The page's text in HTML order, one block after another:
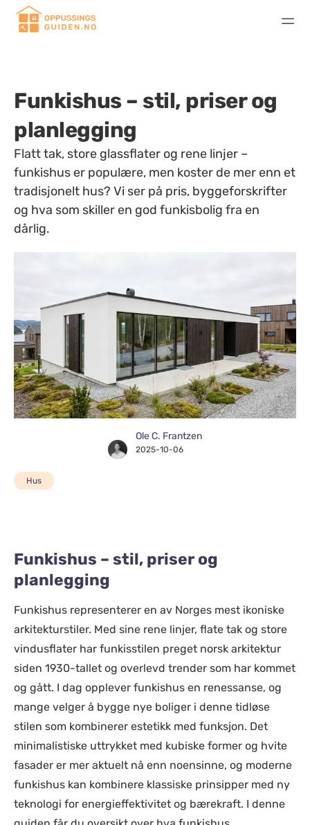
Funkishus – stil, priser og
planlegging
Flatt tak, store glassflater og rene linjer –
funkishus er populære, men koster de mer enn et
tradisjonelt hus? Vi ser på pris, byggeforskrifter
og hva som skiller en god funkisbolig fra en
dårlig.
Ole C. Frantzen
2025-10-06
Hus
Funkishus – stil, priser og
planlegging
Funkishus representerer en av Norges mest ikoniske
arkitekturstiler. Med sine rene linjer, flate tak og store
vindusflater har funkisstilen preget norsk arkitektur
siden 1930-tallet og overlevd trender som har kommet
og gått. I dag opplever funkishus en renessanse, og
mange velger å bygge nye boliger i denne tidløse
stilen som kombinerer estetikk med funksjon. Det
minimalistiske uttrykket med kubiske former og hvite
fasader er mer aktuelt nå enn noensinne, og moderne
funkishus kan kombinere klassiske prinsipper med ny
teknologi for energieffektivitet og bærekraft. I denne